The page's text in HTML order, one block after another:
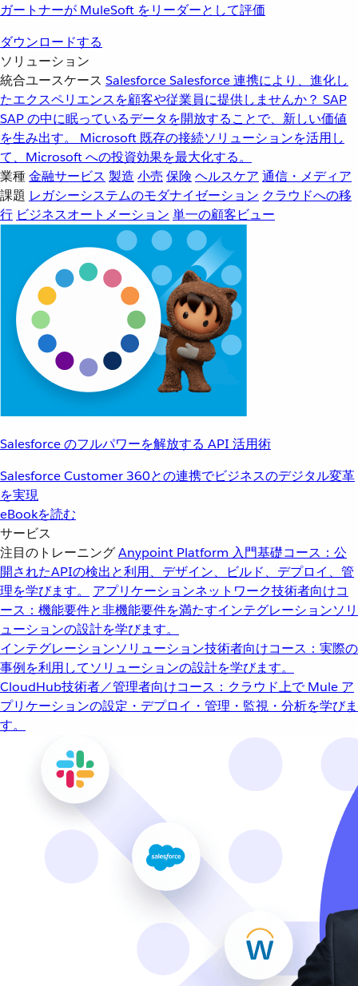
ガートナーが MuleSoft をリーダーとして評価
ダウンロードする
ソリューション
統合ユースケース SalesforceSalesforce 連携により、進化し
たエクスペリエンスを顧客や従業員に提供しませんか？ SAP
SAP の中に眠っているデータを開放することで、新しい価値
を生み出す。
Microsoft 既存の接続ソリューションを活用し
て、Microsoft への投資効果を最大化する。
業種金融サービス 製造 小売 保険 ヘルスケア 通信・メディア
課題 レガシーシステムのモダナイゼーション クラウドへの移
行 ビジネスオートメーション 単一の顧客ビュー
Salesforce のフルパワーを解放する API 活用術
Salesforce Customer 360との連携でビジネスのデジタル変革
を実現
eBookを読む
サービス
注目のトレーニングAnypoint Platform 入門基礎コース：公
開されたAPIの検出と利用、デザイン、ビルド、デプロイ、管
理を学びます。
アプリケーションネットワーク技術者向けコ
ース：機能要件と非機能要件を満たすインテグレーションソリ
ューションの設計を学びます。
インテグレーションソリューション技術者向けコース：実際の
事例を利用してソリューションの設計を学びます。
CloudHub技術者／管理者向けコース：クラウド上で Mule ア
プリケーションの設定・デプロイ・管理・監視・分析を学びま
す。